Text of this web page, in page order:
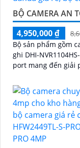
BỘ CAMERA AN
4,950,000 ₫
Bộ sản phẩm gồm
ghi DHI-
port mang đến giải